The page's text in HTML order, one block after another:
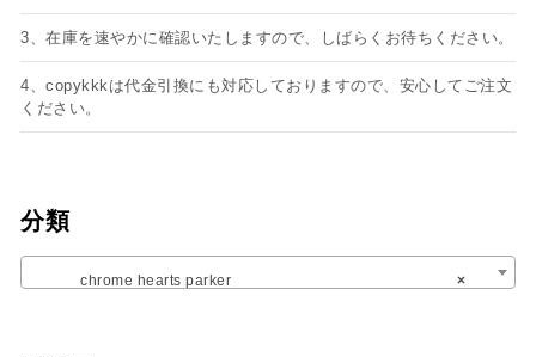
3、在庫を速やかに確認いたしますので、しばらくお待ちください。
4、copykkkは代金引換にも対応しておりますので、安心してご注文
ください。
分類
×
chrome hearts parker